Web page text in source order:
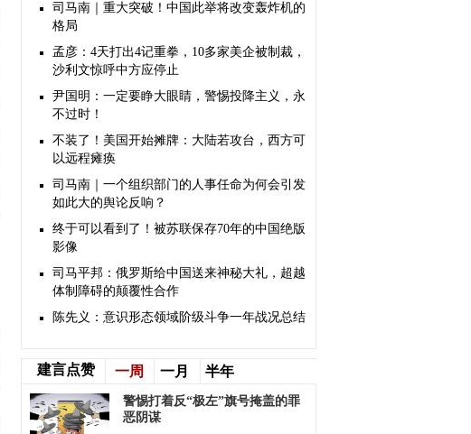
司马南｜重大突破！中国此举将改变轰炸机的
格局
孟彦：4天打出4记重拳，10多家美企被制裁，
沙利文惊呼中方应停止
尹国明：一定要睁大眼睛，警惕投降主义，永
不过时！
不装了！美国开始摊牌：大陆若攻台，西方可
以远程瘫痪
司马南｜一个组织部门的人事任命为何会引发
如此大的舆论反响？
终于可以看到了！被苏联保存70年的中国绝版
影像
司马平邦：俄罗斯给中国送来神秘大礼，超越
体制障碍的颠覆性合作
陈先义：意识形态领域阶级斗争一年战况总结
建言点赞 一周 一月 半年
警惕打着反“极左”旗号掩盖的罪
恶阴谋